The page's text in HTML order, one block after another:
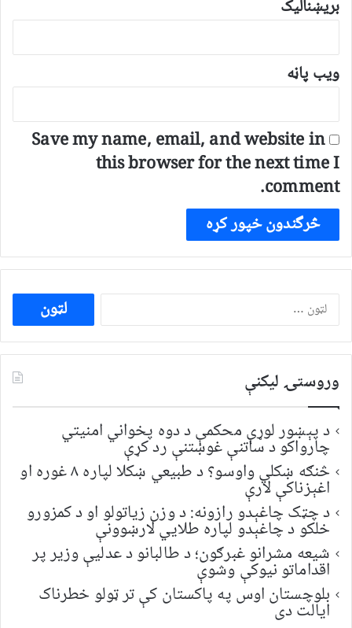
بریښنالیک
ویب پاڼه
Save my name, email, and website in
this browser for the next time I
comment.
ددی
لپاره
لټون:
وروستۍ ليکنې
د پېښور لوړې محکمې د دوه پخواني امنیتي
چارواکو د ساتنې غوښتنې رد کړې
څنګه ښکلي واوسو؟ د طبیعي ښکلا لپاره ۸ غوره او
اغېزناکې لارې
د چټک چاغېدو رازونه: د وزن زیاتولو او د کمزورو
خلکو د چاغېدو لپاره طلایي لارښوونې
شیعه مشرانو غبرګون؛ د طالبانو د عدلیې وزیر پر
اقداماتو نیوکې وشوې
بلوچستان اوس په پاکستان کې تر ټولو خطرناک
ایالت دی